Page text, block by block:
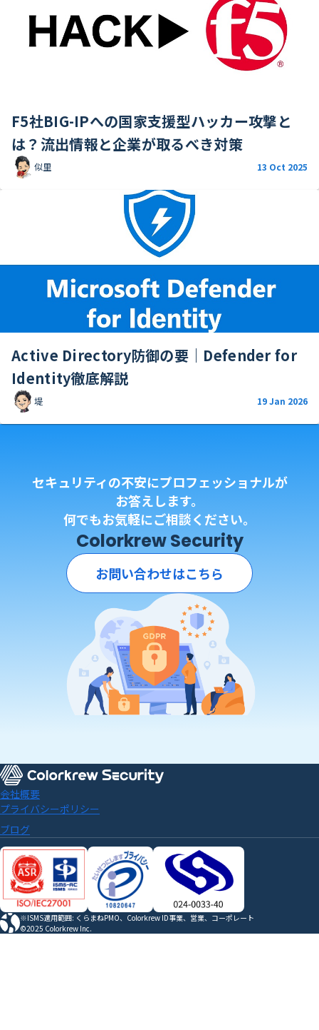
F5社BIG-IPへの国家支援型ハッカー攻撃と
は？流出情報と企業が取るべき対策
似里 13 Oct 2025
Active Directory防御の要｜Defender for
Identity徹底解説
堤 19 Jan 2026
セキュリティの不安にプロフェッショナルが
お答えします。
何でもお気軽にご相談ください。
Colorkrew Security
お問い合わせはこちら
会社概要
プライバシーポリシー
ブログ
※ISMS適用範囲: くらまねPMO、Colorkrew ID事業、営業、コーポレート
©2025 Colorkrew Inc.